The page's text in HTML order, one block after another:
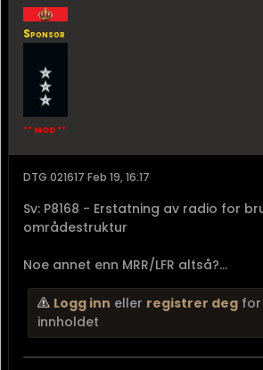
Sponsor
** MOD **
DTG 021617 Feb 19, 16:17
Sv: P8168 - Erstatning av radio for
områdestruktur
Noe annet enn MRR/LFR altså?...
Logg inn eller registrer deg for
innholdet